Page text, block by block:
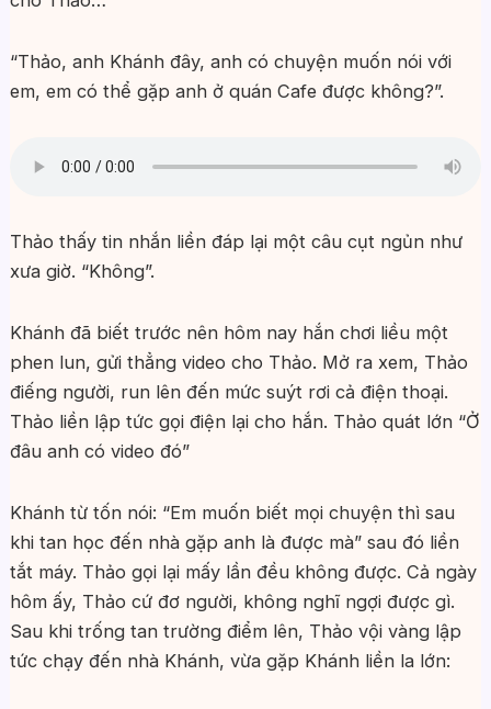
“Thảo, anh Khánh đây, anh có chuyện muốn nói với
em, em có thể gặp anh ở quán Cafe được không?”.
Thảo thấy tin nhắn liền đáp lại một câu cụt ngủn như
xưa giờ. “Không”.
Khánh đã biết trước nên hôm nay hắn chơi liều một
phen lun, gửi thẳng video cho Thảo. Mở ra xem, Thảo
điếng người, run lên đến mức suýt rơi cả điện thoại.
Thảo liền lập tức gọi điện lại cho hắn. Thảo quát lớn “Ở
đâu anh có video đó”
Khánh từ tốn nói: “Em muốn biết mọi chuyện thì sau
khi tan học đến nhà gặp anh là được mà” sau đó liền
tắt máy. Thảo gọi lại mấy lần đều không được. Cả ngày
hôm ấy, Thảo cứ đơ người, không nghĩ ngợi được gì.
Sau khi trống tan trường điểm lên, Thảo vội vàng lập
tức chạy đến nhà Khánh, vừa gặp Khánh liền la lớn: